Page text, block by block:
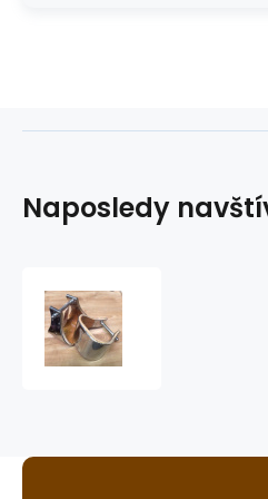
Naposledy